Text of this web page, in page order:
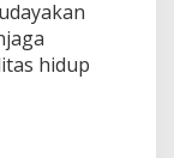
hidup